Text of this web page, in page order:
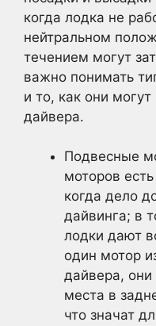
когда лодка не
нейтральном
течением могут
важно понимать
и то, как они
дайвера.
Подвесные
моторов
когда дело
дайвинга; в
лодки дают
один мотор
дайвера, они
места в
что значат